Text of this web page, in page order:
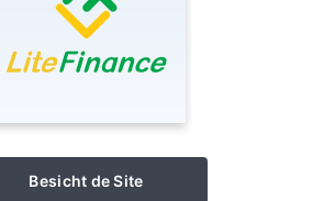
Besicht de Site